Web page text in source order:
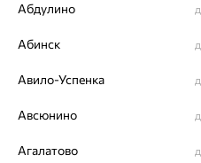
сапфир фианит аметист
протяжки
Абдулино
Абинск
Авило-Успенка
Авсюнино
Агалатово